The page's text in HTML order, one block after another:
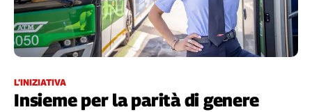
Welfare
Italia
Internazionale
Categorie
L’INIZIATIVA
Insieme per la parità di genere